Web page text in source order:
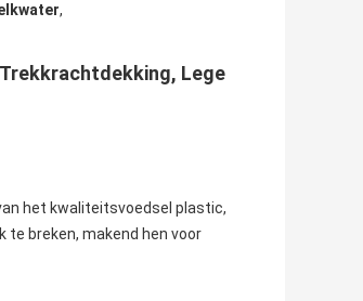
,
Lege
het kwaliteitsvoedsel plastic,
breken, makend hen voor